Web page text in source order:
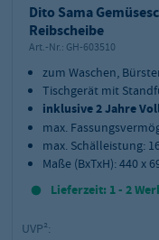
Dito Sama
Reibscheibe
Art.-Nr.: GH-603510
zum Waschen,
Tischgerät mit
inklusive 2 Jahre
max.
max. Schälleistung:
Maße (BxTxH): 440 x
Lieferzeit: 1 - 2
UVP²: